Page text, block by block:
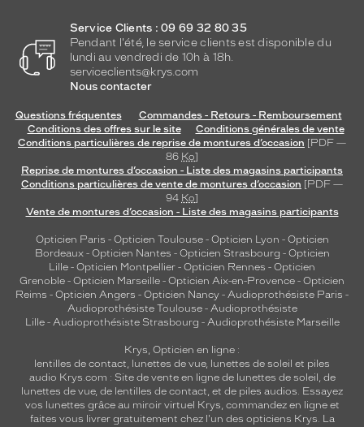
Service Clients : 09 69 32 80 35
Pendant l'été, le service clients est disponible du
lundi au vendredi de 10h à 18h.
serviceclients@krys.com
Nous contacter
Questions fréquentes
Commandes - Retours - Remboursement
Conditions des offres sur le site
Conditions générales de vente
Conditions particulières de reprise de montures d’occasion [PDF —
86 Ko]
Reprise de montures d’occasion - Liste des magasins participants
Conditions particulières de vente de montures d’occasion [PDF —
94 Ko]
Vente de montures d’occasion - Liste des magasins participants
Opticien Paris - Opticien Toulouse- Opticien Lyon - Opticien
Bordeaux- Opticien Nantes - Opticien Strasbourg - Opticien
Lille - Opticien Montpellier - Opticien Rennes - Opticien
Grenoble - Opticien Marseille - Opticien Aix-en-Provence - Opticien
Reims - Opticien Angers - Opticien Nancy - Audioprothésiste Paris -
Audioprothésiste Toulouse- Audioprothésiste
Lille- Audioprothésiste Strasbourg - Audioprothésiste Marseille
Krys, Opticien en ligne :
lentilles de contact, lunettes de vue, lunettes de soleil et piles
audio Krys.com : Site de vente en ligne de lunettes de soleil, de
lunettes de vue, de lentilles de contact, et de piles audios. Essayez
vos lunettes grâce au miroir virtuel Krys, commandez en ligne et
faites vous livrer gratuitement chez l'un des opticiens Krys. La